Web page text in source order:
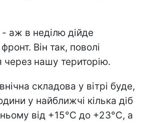
аж в неділю дійде
Він так, поволі
через нашу територію.
складова у вітрі буде,
у найближчі кілька діб
від +15°С до +23°С, а